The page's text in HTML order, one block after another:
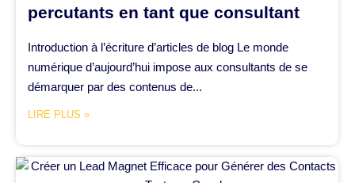
percutants en tant que consultant
Introduction à l’écriture d’articles de blog Le monde
numérique d’aujourd’hui impose aux consultants de se
démarquer par des contenus de...
LIRE PLUS »